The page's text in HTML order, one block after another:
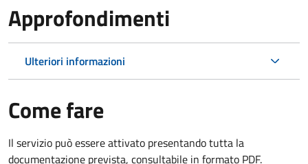
Approfondimenti
Ulteriori informazioni
Come fare
Il servizio può essere attivato presentando tutta la
documentazione prevista, consultabile in formato PDF.